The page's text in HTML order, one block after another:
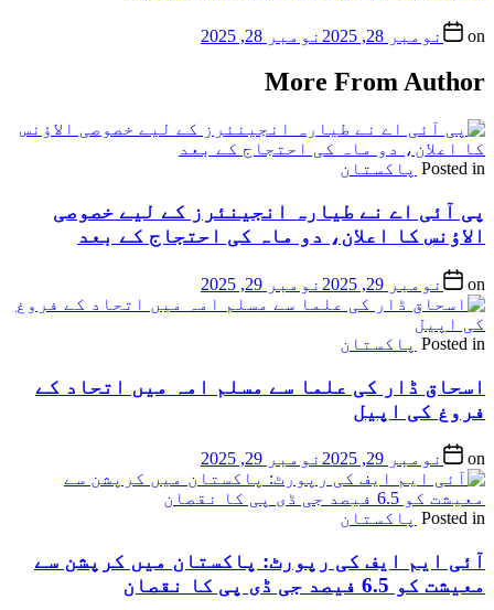
on نومبر 28, 2025 نومبر 28, 2025
More From Author
Posted in پاکستان
پی آئی اے نے طیارہ انجینئرز کے لیے خصوصی
الاؤنس کا اعلان، دو ماہ کی احتجاج کے بعد
on نومبر 29, 2025 نومبر 29, 2025
Posted in پاکستان
اسحاق ڈار کی علما سے مسلم امہ میں اتحاد کے
فروغ کی اپیل
on نومبر 29, 2025 نومبر 29, 2025
Posted in پاکستان
آئی ایم ایف کی رپورٹ: پاکستان میں کرپشن سے
معیشت کو 6.5 فیصد جی ڈی پی کا نقصان